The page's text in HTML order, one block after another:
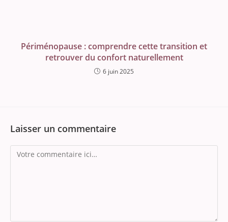
Périménopause : comprendre cette transition et
retrouver du confort naturellement
6 juin 2025
Laisser un commentaire
Comment